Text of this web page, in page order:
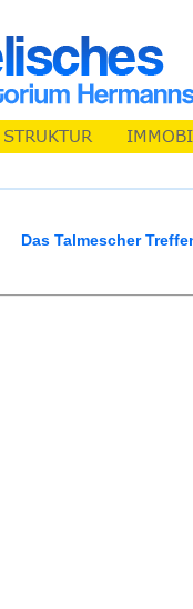
Das Talmescher